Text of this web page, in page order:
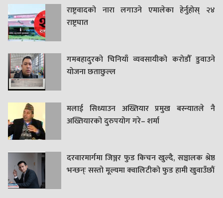
राष्ट्रवादको नारा लगाउने एमालेका हेर्नुहोस् २४
राष्ट्रघात
गमबहादुरकाे चिनियाँ व्यवसायीको करोडौँ डुवाउने
याेजना छताछुल्ल
मलाई सिध्याउन अख्तियार प्रमुख बस्न्यातले नै
अख्तियारको दुरुपयोग गरे– शर्मा
दरवारमार्गमा जिञ्जर फुड किचन खुल्दै, सञ्चालक श्रेष्ठ
भन्छन्ः सस्तो मूल्यमा क्वालिटीको फुड हामी खुवाउँछौं